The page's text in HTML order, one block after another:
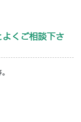
くご相談下さ